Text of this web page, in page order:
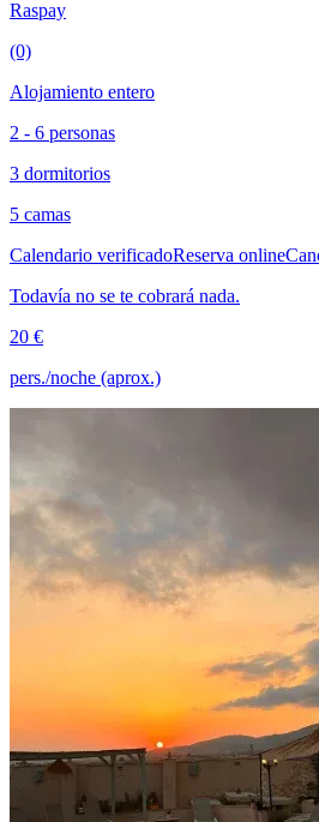
Raspay
(0)
Alojamiento entero
2 - 6 personas
3 dormitorios
5 camas
Calendario verificadoReserva online
Todavía no se te cobrará nada.
20 €
pers./noche (aprox.)